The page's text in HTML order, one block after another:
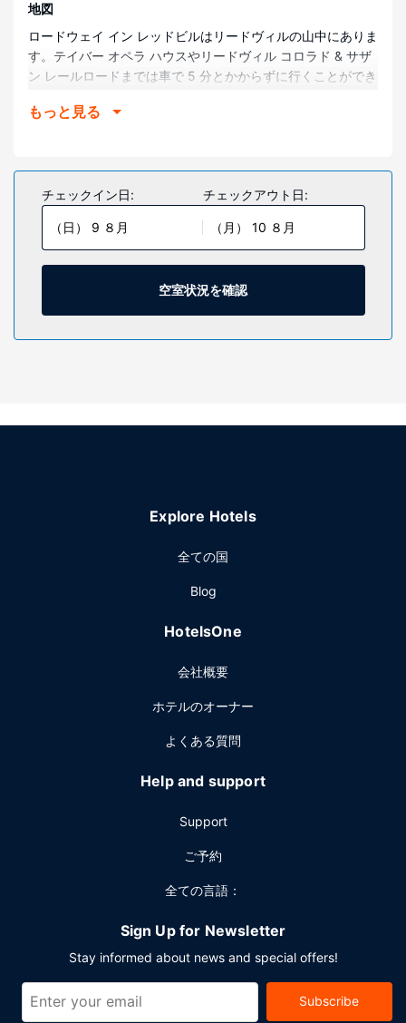
地図
ロードウェイ イン レッドビルはリードヴィルの山中にありま
す。テイバー オペラ ハウスやリードヴィル コロラド & サザ
ン レールロードまでは車で 5 分とかからずに行くことができ
km、アーカンソー川まで 5.1 km の場所に位置しています。
全部で 55 室ある冷房完備の客室には薄型テレビが備わって
おり、ゆったりおくつろぎいただけます。WiFi (無料)をお使
いいただけるほか、ケーブルの番組をご覧いただけます。シ
ャワー付き浴槽のある専用バスルームには、バスアメニティ
(無料)、歯磨きセットが備わっています。デスク、コーヒー /
ティーメーカーをご利用いただけ、ハウスキーピング サービ
スは、リクエストにより行われます。
施設
便利なWiFi (無料)、自動販売機などをご利用いただけます。
もっと見る
チェックイン日:
（日） 9 ８月
チェックアウト日:
（月） 10 ８月
空室状況を確認
Explore Hotels
全ての国
Blog
HotelsOne
会社概要
ホテルのオーナー
よくある質問
Help and support
Support
ご予約
全ての言語：
Sign Up for Newsletter
Stay informed about news and special offers!
Subscribe